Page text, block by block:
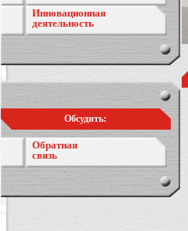
Инновационная
деятельность
Обсудить:
Обратная
связь